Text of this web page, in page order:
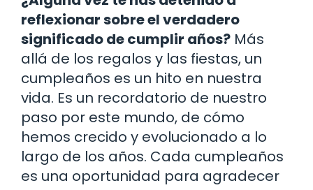
reflexionar sobre el verdadero
significado de cumplir años? Más
allá de los regalos y las fiestas, un
cumpleaños es un hito en nuestra
vida. Es un recordatorio de nuestro
paso por este mundo, de cómo
hemos crecido y evolucionado a lo
largo de los años. Cada cumpleaños
es una oportunidad para agradecer